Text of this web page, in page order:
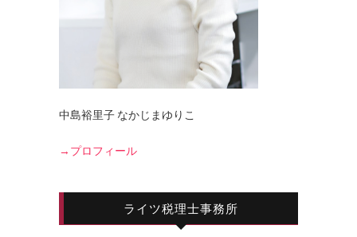
中島裕里子 なかじまゆりこ
→プロフィール
ライツ税理士事務所